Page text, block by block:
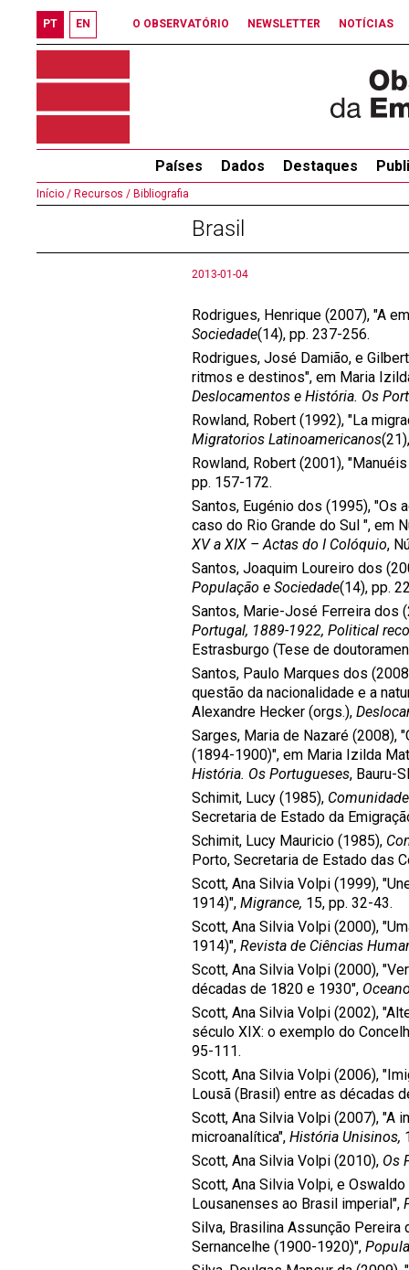
PT EN O OBSERVATÓRIO NEWSLETTER NOTÍCIAS
Países Dados Destaques
Início / Recursos / Bibliografia
Brasil
2013-01-04
Rodrigues, Henrique (2007), "A
Sociedade(14), pp. 237-256.
Rodrigues, José Damião, e
ritmos e destinos", em Maria
Deslocamentos e História. Os
Rowland, Robert (1992), "La
Migratorios Latinoamericanos
Rowland, Robert (2001),
pp. 157-172.
Santos, Eugénio dos (1995), "Os
caso do Rio Grande do Sul ", em
XV a XIX – Actas do I Colóquio,
Santos, Joaquim Loureiro dos
População e Sociedade(14), pp.
Santos, Marie-José Ferreira dos
Portugal, 1889-1922, Political
Estrasburgo (Tese de
Santos, Paulo Marques dos
questão da nacionalidade e a
Alexandre Hecker (orgs.),
Sarges, Maria de Nazaré (2008),
(1894-1900)", em Maria Izilda
História. Os Portugueses, Bauru-
Schimit, Lucy (1985),
Secretaria de Estado da
Schimit, Lucy Mauricio (1985),
Porto, Secretaria de Estado das
Scott, Ana Silvia Volpi (1999),
1914)", Migrance, 15, pp. 32-43.
Scott, Ana Silvia Volpi (2000),
1914)", Revista de Ciências
Scott, Ana Silvia Volpi (2000),
décadas de 1820 e 1930",
Scott, Ana Silvia Volpi (2002),
século XIX: o exemplo do
95-111.
Scott, Ana Silvia Volpi (2006),
Lousã (Brasil) entre as décadas
Scott, Ana Silvia Volpi (2007), "A
microanalítica", História Unisinos,
Scott, Ana Silvia Volpi (2010), Os
Scott, Ana Silvia Volpi, e
Lousanenses ao Brasil imperial",
Silva, Brasilina Assunção Pereira
Sernancelhe (1900-1920)",